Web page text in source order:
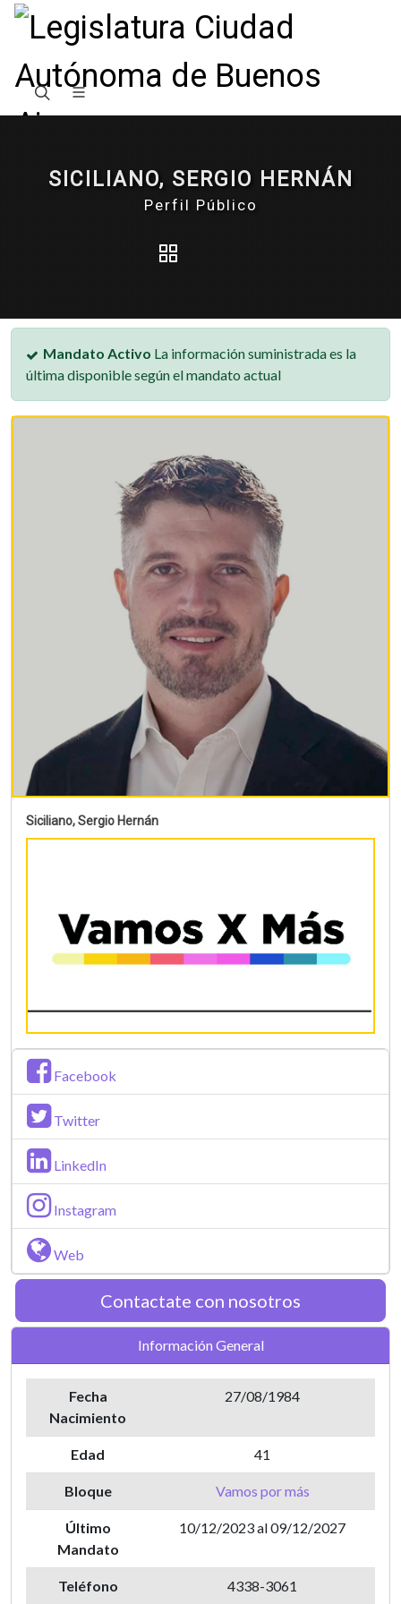
SICILIANO, SERGIO HERNÁN
Perfil Público
Mandato Activo La información suministrada es la
última disponible según el mandato actual
Siciliano, Sergio Hernán
Facebook
Twitter
LinkedIn
Instagram
Web
Contactate con nosotros
Información General
Fecha
Nacimiento
27/08/1984
Edad 41
Bloque Vamos por más
Último
Mandato
10/12/2023 al 09/12/2027
Teléfono 4338-3061